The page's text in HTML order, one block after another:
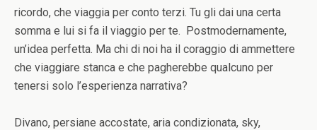
ricordo, che viaggia per conto terzi. Tu gli dai una certa
somma e lui si fa il viaggio per te. Postmodernamente,
un’idea perfetta. Ma chi di noi ha il coraggio di ammettere
che viaggiare stanca e che pagherebbe qualcuno per
tenersi solo l’esperienza narrativa?
Divano, persiane accostate, aria condizionata, sky,